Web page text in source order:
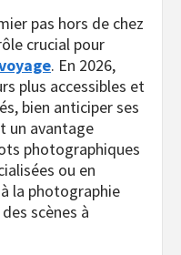
pas hors de chez
crucial pour
. En 2026,
plus accessibles et
bien anticiper ses
un avantage
photographiques
ou en
la photographie
scènes à